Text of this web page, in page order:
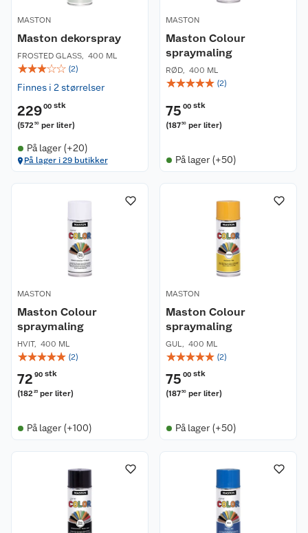
MASTON
Maston dekorspray
FROSTED GLASS, 400 ML
☆☆☆☆☆ (2)
Finnes i 2 størrelser
22900 stk
(57250 per liter)
På lager (+20)
På lager i 29 butikker
MASTON
Maston Colour
spraymaling
RØD, 400 ML
☆☆☆☆☆ (2)
75 00 stk
(18750 per liter)
På lager (+50)
MASTON
Maston Colour
spraymaling
HVIT, 400 ML
☆☆☆☆☆ (2)
72 90 stk
(18225 per liter)
På lager (+100)
MASTON
Maston Colour
spraymaling
GUL, 400 ML
☆☆☆☆☆ (2)
75 00 stk
(18750 per liter)
På lager (+50)